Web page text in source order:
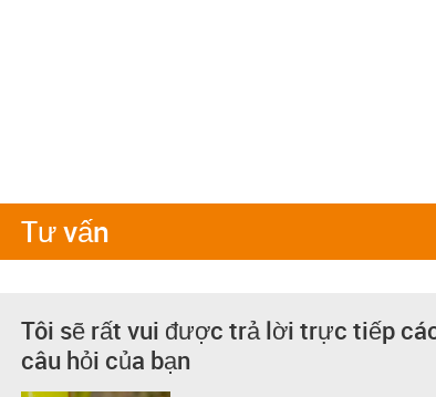
Tư vấn
Tôi sẽ rất vui được trả lời trực tiếp
câu hỏi của bạn